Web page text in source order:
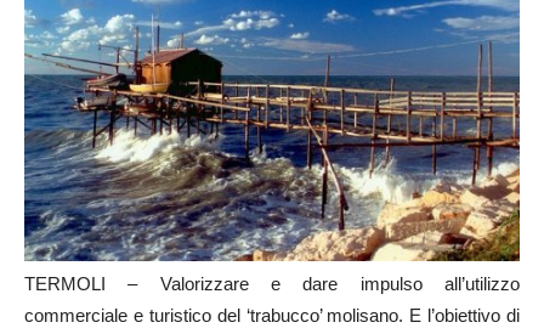
TERMOLI – Valorizzare e dare impulso all’utilizzo
commerciale e turistico del ‘trabucco’ molisano. E l’obiettivo di